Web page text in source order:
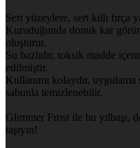
Sert yüzeylere, sert kıllı fırça
Kuruduğunda donuk kar
oluşturur.
Su bazlıdır, toksik madde
edilmiştir.
Kullanımı kolaydır,
sabunla temizlenebilir.
Glimmer Frost ile bu yılbaşı,
taşıyın!